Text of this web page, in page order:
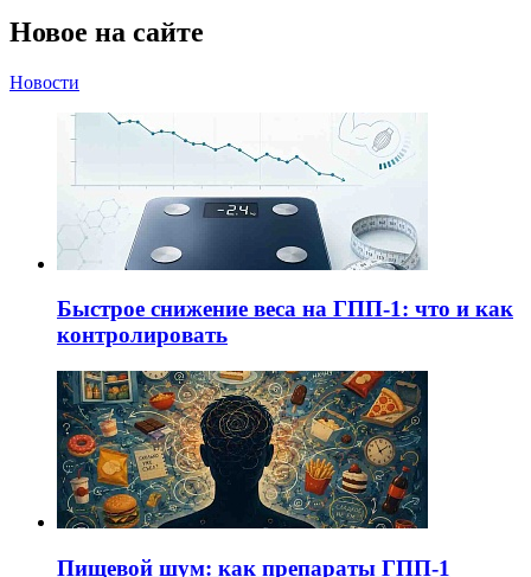
Новое на сайте
Новости
Быстрое снижение веса на ГПП-1: что и как
контролировать
Пищевой шум: как препараты ГПП-1